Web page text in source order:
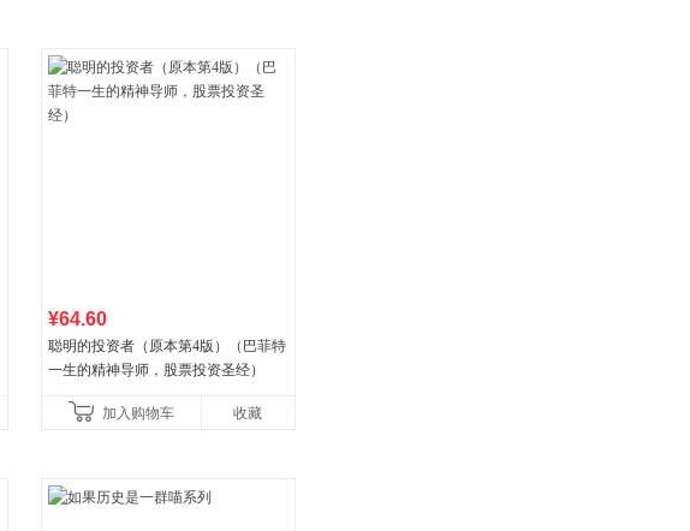
¥64.60
聪明的投资者（原本第4版）（巴菲特
一生的精神导师，股票投资圣经）
加入购物车 收藏